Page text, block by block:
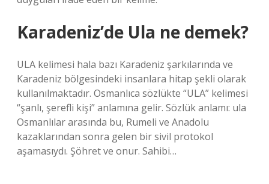
Karadeniz’de Ula ne demek?
ULA kelimesi hala bazı Karadeniz şarkılarında ve
Karadeniz bölgesindeki insanlara hitap şekli olarak
kullanılmaktadır. Osmanlıca sözlükte “ULA” kelimesi
“şanlı, şerefli kişi” anlamına gelir. Sözlük anlamı: ula
Osmanlılar arasında bu, Rumeli ve Anadolu
kazaklarından sonra gelen bir sivil protokol
aşamasıydı. Şöhret ve onur. Sahibi…